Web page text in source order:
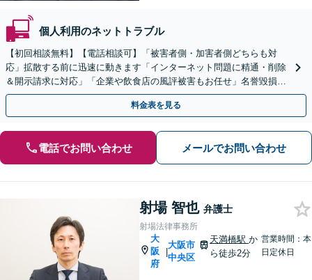
個人利用のネットトラブル
【初回相談無料】【電話相談可】「被害者側・加害者側どちらも対
応」拡散する前に迅速に動きます「インターネット問題に精通・削除
＆開示請求に対応」「企業や飲食店の風評被害もお任せ」名誉毀損に
対する損害賠償もお任せ【夜間・休日面談可】【全国対応】
料金表を見る
電話でお問い合わせ メールでお問い合わせ
射場 智也 弁護士
射場法律事務所
大
阪
府
|
大阪市
中央区
天満橋駅か
ら徒歩2分
営業時間：本
日定休日